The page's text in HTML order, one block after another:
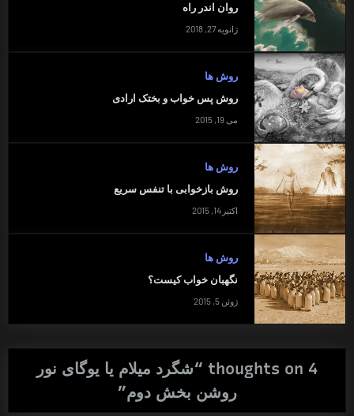
روان اندر راه
ژانویه 27, 2018
روش ها
روش پس خواب و بختک ارادی
می 19, 2015
روش ها
روش بازخوابی با تنفس سریع
اکتبر 14, 2015
روش ها
نگهبان خواب کیست؟
ژوئن 5, 2015
4 thoughts on “
شگرد میلام یا یوگای نور
روشن بخش دوم”